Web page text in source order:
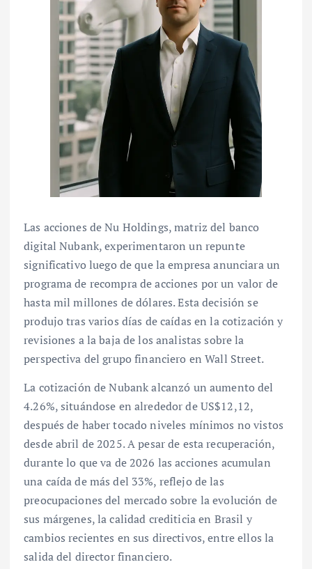
Las acciones de Nu Holdings, matriz del banco
digital Nubank, experimentaron un repunte
significativo luego de que la empresa anunciara un
programa de recompra de acciones por un valor de
hasta mil millones de dólares. Esta decisión se
produjo tras varios días de caídas en la cotización y
revisiones a la baja de los analistas sobre la
perspectiva del grupo financiero en Wall Street.
La cotización de Nubank alcanzó un aumento del
4.26%, situándose en alrededor de US$12,12,
después de haber tocado niveles mínimos no vistos
desde abril de 2025. A pesar de esta recuperación,
durante lo que va de 2026 las acciones acumulan
una caída de más del 33%, reflejo de las
preocupaciones del mercado sobre la evolución de
sus márgenes, la calidad crediticia en Brasil y
cambios recientes en sus directivos, entre ellos la
salida del director financiero.